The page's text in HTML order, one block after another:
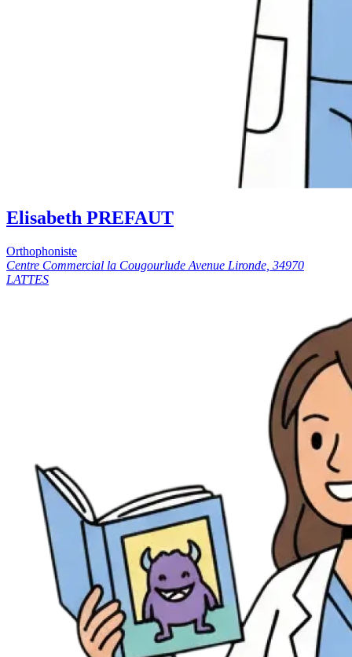
Elisabeth PREFAUT
Orthophoniste
Centre Commercial la Cougourlude Avenue Lironde, 34970
LATTES